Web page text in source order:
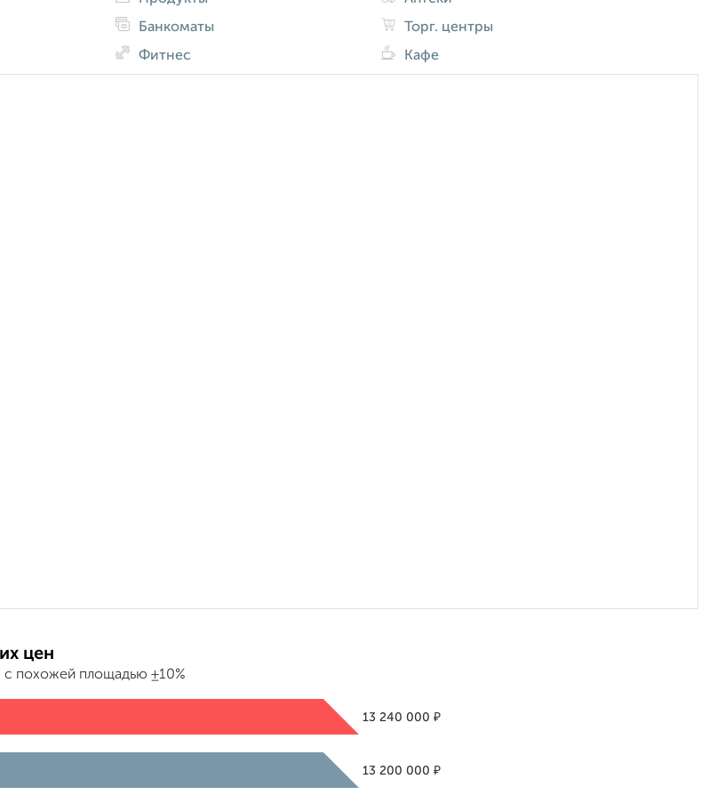
Банкоматы
Фитнес
Торг. центры
Кафе
цен
с похожей площадью ±10%
13 240 000₽
13 200 000₽